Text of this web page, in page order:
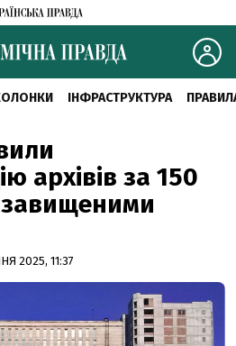
ІНФРАСТРУКТУРА
архівів за 150
завищеними
2025, 11:37